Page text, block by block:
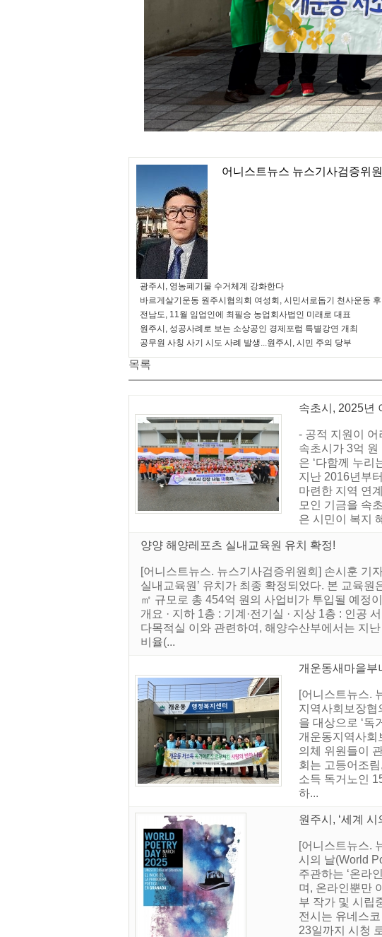
어니스트뉴스 뉴스기사검증위
광주시, 영농폐기물 수거체계 강화한다
바르게살기운동 원주시협의회 여성회, 시민서로돕기 천사운동
전남도, 11월 임업인에 최필승 농업회사법인 미래로 대표
원주시, 성공사례로 보는 소상공인 경제포럼 특별강연 개최
공무원 사칭 사기 시도 사례 발생...원주시, 시민 주의 당부
목록
속초시, 2025년
- 공적 지원이
속초시가 3억
은 ‘다함께 누리
지난 2016년부
마련한 지역 연
모인 기금을 속
은 시민이 복지
양양 해양레포츠 실내교육원 유치 확정!
[어니스트뉴스. 뉴스기사검증위원회] 손시훈 기
실내교육원’ 유치가 최종 확정되었다. 본 교육
㎡ 규모로 총 454억 원의 사업비가 투입될 예정
개요 · 지하 1층 : 기계·전기실 · 지상 1층 : 인공
다목적실 이와 관련하여, 해양수산부에서는 지
비율(...
개운동새마을부
[어니스트뉴스.
지역사회보장협
을 대상으로 ‘독
개운동지역사회
의체 위원들이
회는 고등어조
소득 독거노인
하...
원주시, ‘세계
[어니스트뉴스.
시의 날(World
주관하는 ‘온라
며, 온라인뿐만
부 작가 및 시립
전시는 유네스
23일까지 시청